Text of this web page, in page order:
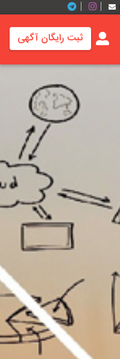
ثبت رایگان آگهی